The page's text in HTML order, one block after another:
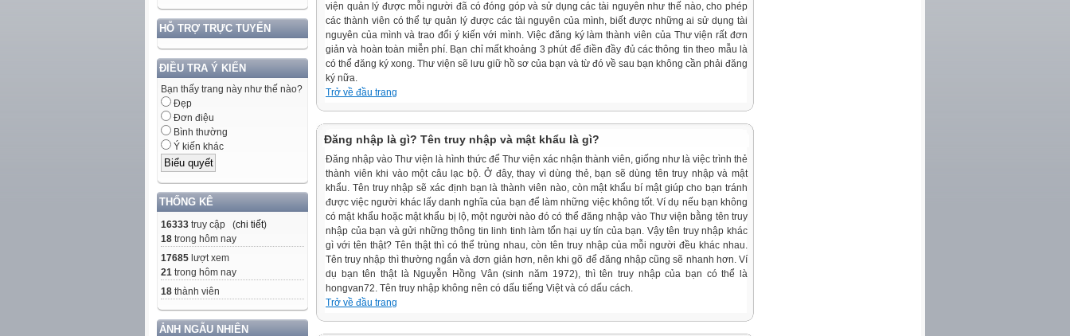
HỖ TRỢ TRỰC TUYẾN
ĐIỀU TRA Ý KIẾN
Bạn thấy trang này như thế nào?
Đẹp
Đơn điệu
Bình thường
Ý kiến khác
THỐNG KÊ
16333 truy cập (chi tiết)
18 trong hôm nay
17685 lượt xem
21 trong hôm nay
18 thành viên
ẢNH NGẪU NHIÊN
viện quản lý được mỗi người đã có đóng góp và sử dụng các tài nguyên như thế nào, cho phép
các thành viên có thể tự quản lý được các tài nguyên của mình, biết được những ai sử dụng tài
nguyên của mình và trao đổi ý kiến với mình. Việc đăng ký làm thành viên của Thư viện rất đơn
giản và hoàn toàn miễn phí. Bạn chỉ mất khoảng 3 phút để điền đầy đủ các thông tin theo mẫu là
có thể đăng ký xong. Thư viện sẽ lưu giữ hồ sơ của bạn và từ đó về sau bạn không cần phải đăng
ký nữa.
Trở về đầu trang
Đăng nhập là gì? Tên truy nhập và mật khẩu là gì?
Đăng nhập vào Thư viện là hình thức để Thư viện xác nhận thành viên, giống như là việc trình thẻ
thành viên khi vào một câu lạc bộ. Ở đây, thay vì dùng thẻ, bạn sẽ dùng tên truy nhập và mật
khẩu. Tên truy nhập sẽ xác định bạn là thành viên nào, còn mật khẩu bí mật giúp cho bạn tránh
được việc người khác lấy danh nghĩa của bạn để làm những việc không tốt. Ví dụ nếu bạn không
có mật khẩu hoặc mật khẩu bị lộ, một người nào đó có thể đăng nhập vào Thư viện bằng tên truy
nhập của bạn và gửi những thông tin linh tinh làm tổn hại uy tín của bạn. Vậy tên truy nhập khác
gì với tên thật? Tên thật thì có thể trùng nhau, còn tên truy nhập của mỗi người đều khác nhau.
Tên truy nhập thì thường ngắn và đơn giản hơn, nên khi gõ để đăng nhập cũng sẽ nhanh hơn. Ví
dụ bạn tên thật là Nguyễn Hồng Vân (sinh năm 1972), thì tên truy nhập của bạn có thể là
hongvan72. Tên truy nhập không nên có dấu tiếng Việt và có dấu cách.
Trở về đầu trang